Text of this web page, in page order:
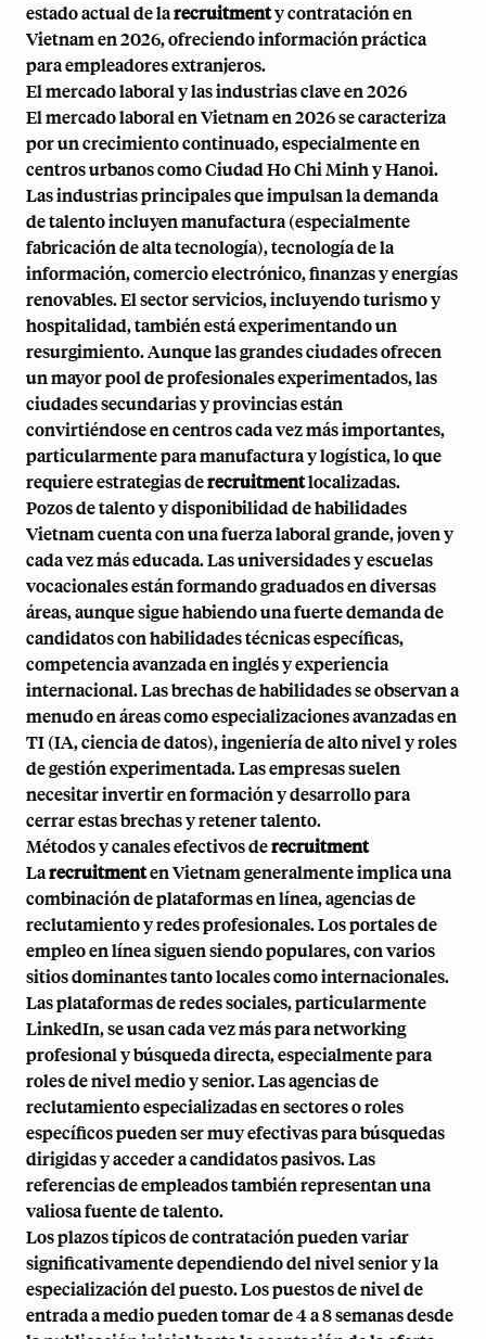
estado actual de larecruitmenty contratación en
Vietnam en 2026, ofreciendo información práctica
para empleadores extranjeros.
El mercado laboral y las industrias clave en 2026
El mercado laboral en Vietnam en 2026 se caracteriza
por un crecimiento continuado, especialmente en
centros urbanos como Ciudad Ho Chi Minh y Hanoi.
Las industrias principales que impulsan la demanda
de talento incluyen manufactura (especialmente
fabricación de alta tecnología), tecnología de la
información, comercio electrónico, finanzas y energías
renovables. El sector servicios, incluyendo turismo y
hospitalidad, también está experimentando un
resurgimiento. Aunque las grandes ciudades ofrecen
un mayor pool de profesionales experimentados, las
ciudades secundarias y provincias están
convirtiéndose en centros cada vez más importantes,
particularmente para manufactura y logística, lo que
requiere estrategias derecruitmentlocalizadas.
Pozos de talento y disponibilidad de habilidades
Vietnam cuenta con una fuerza laboral grande, joven y
cada vez más educada. Las universidades y escuelas
vocacionales están formando graduados en diversas
áreas, aunque sigue habiendo una fuerte demanda de
candidatos con habilidades técnicas específicas,
competencia avanzada en inglés y experiencia
internacional. Las brechas de habilidades se observan a
menudo en áreas como especializaciones avanzadas en
TI (IA, ciencia de datos), ingeniería de alto nivel y roles
de gestión experimentada. Las empresas suelen
necesitar invertir en formación y desarrollo para
cerrar estas brechas y retener talento.
Métodos y canales efectivos derecruitment
Larecruitmenten Vietnam generalmente implica una
combinación de plataformas en línea, agencias de
reclutamiento y redes profesionales. Los portales de
empleo en línea siguen siendo populares, con varios
sitios dominantes tanto locales como internacionales.
Las plataformas de redes sociales, particularmente
LinkedIn, se usan cada vez más para networking
profesional y búsqueda directa, especialmente para
roles de nivel medio y senior. Las agencias de
reclutamiento especializadas en sectores o roles
específicos pueden ser muy efectivas para búsquedas
dirigidas y acceder a candidatos pasivos. Las
referencias de empleados también representan una
valiosa fuente de talento.
Los plazos típicos de contratación pueden variar
significativamente dependiendo del nivel senior y la
especialización del puesto. Los puestos de nivel de
entrada a medio pueden tomar de 4 a 8 semanas desde